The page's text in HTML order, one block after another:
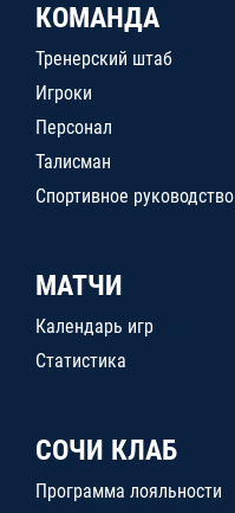
КОМАНДА
Тренерский штаб
Игроки
Персонал
Талисман
Спортивное руководство
МАТЧИ
Календарь игр
Статистика
СОЧИ КЛАБ
Программа лояльности